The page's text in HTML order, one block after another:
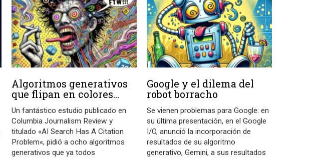
Algoritmos generativos
que flipan en colores…
Un fantástico estudio publicado en
Columbia Journalism Review y
titulado «AI Search Has A Citation
Problem«, pidió a ocho algoritmos
generativos que ya todos
Google y el dilema del
robot borracho
Se vienen problemas para Google: en
su última presentación, en el Google
I/O, anunció la incorporación de
resultados de su algoritmo
generativo, Gemini, a sus resultados